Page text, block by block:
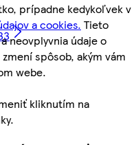
prípadne kedykoľvek v
a cookies. Tieto
neovplyvnia údaje o
spôsob, akým vám
webe.
kliknutím na